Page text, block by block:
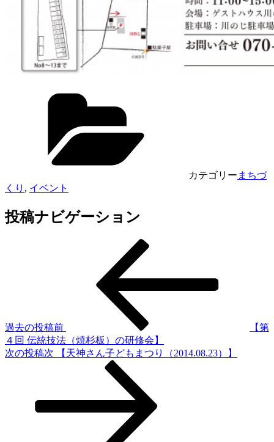
カテゴリー まちづ
くり , イベント
投稿ナビゲーション
過去の投稿前
【第
４回 伝統技法（焼杉板）の研修会】
次の投稿次 【天神さん子どもまつり（2014.08.23）】